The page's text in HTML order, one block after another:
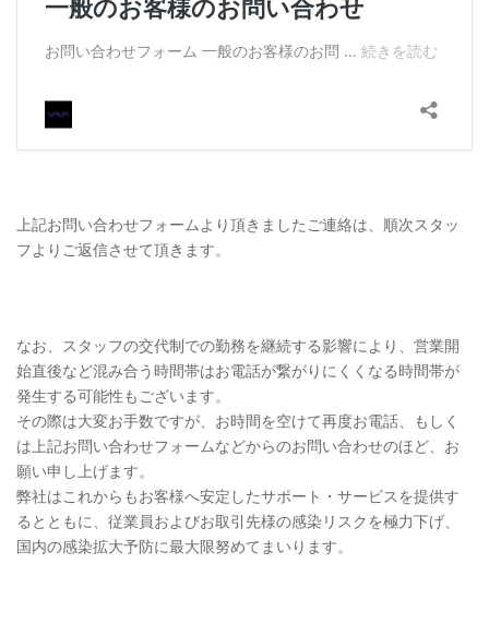
上記お問い合わせフォームより頂きましたご連絡は、順次スタッ
フよりご返信させて頂きます。
なお、スタッフの交代制での勤務を継続する影響により、営業開
始直後など混み合う時間帯はお電話が繋がりにくくなる時間帯が
発生する可能性もございます。
その際は大変お手数ですが、お時間を空けて再度お電話、もしく
は上記お問い合わせフォームなどからのお問い合わせのほど、お
願い申し上げます。
弊社はこれからもお客様へ安定したサポート・サービスを提供す
るとともに、従業員およびお取引先様の感染リスクを極力下げ、
国内の感染拡大予防に最大限努めてまいります。